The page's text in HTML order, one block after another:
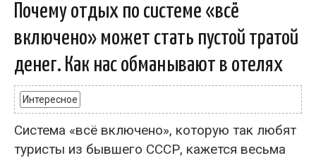
Почему отдых по системе «всё
включено» может стать пустой тратой
денег. Как нас обманывают в отелях
Интересное
Система «всё включено», которую так любят
туристы из бывшего СССР, кажется весьма